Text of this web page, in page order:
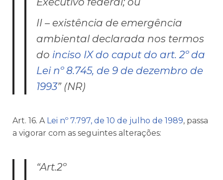
II – existência de emergência
ambiental declarada nos termos
do inciso IX do caput do art. 2º da
Lei nº 8.745, de 9 de dezembro de
1993” (NR)
Art. 16. A Lei nº 7.797, de 10 de julho de 1989, passa
a vigorar com as seguintes alterações:
“Art.2º